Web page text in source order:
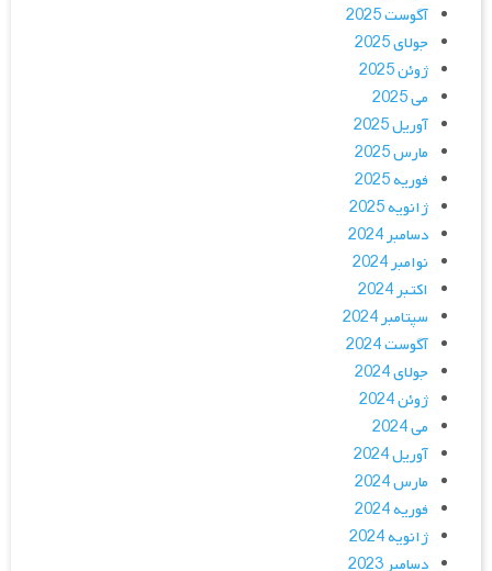
آگوست 2025
جولای 2025
ژوئن 2025
می 2025
آوریل 2025
مارس 2025
فوریه 2025
ژانویه 2025
دسامبر 2024
نوامبر 2024
اکتبر 2024
سپتامبر 2024
آگوست 2024
جولای 2024
ژوئن 2024
می 2024
آوریل 2024
مارس 2024
فوریه 2024
ژانویه 2024
دسامبر 2023